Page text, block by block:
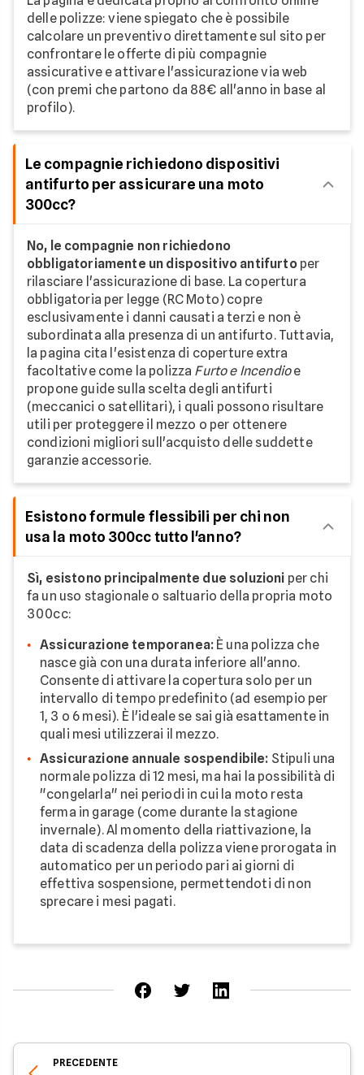
delle polizze: viene spiegato che è possibile
calcolare un preventivo direttamente sul sito per
confrontare le offerte di più compagnie
assicurative e attivare l'assicurazione via web
(con premi che partono da 88€ all'anno in base al
profilo).
Le compagnie richiedono dispositivi
antifurto per assicurare una moto
300cc?
No, le compagnie non richiedono
obbligatoriamente un dispositivo antifurtoper
rilasciare l'assicurazione di base. La copertura
obbligatoria per legge (RC Moto) copre
esclusivamente i danni causati a terzi e non è
subordinata alla presenza di un antifurto. Tuttavia,
la pagina cita l'esistenza di coperture extra
facoltative come la polizza Furto e Incendioe
propone guide sulla scelta degli antifurti
(meccanici o satellitari), i quali possono risultare
utili per proteggere il mezzo o per ottenere
condizioni migliori sull'acquisto delle suddette
garanzie accessorie.
Esistono formule flessibili per chi non
usa la moto 300cc tutto l'anno?
Sì, esistono principalmente due soluzioni per chi
fa un uso stagionale o saltuario della propria moto
300cc:
Assicurazione temporanea: È una polizza che
nasce già con una durata inferiore all'anno.
Consente di attivare la copertura solo per un
intervallo di tempo predefinito (ad esempio per
1, 3 o 6 mesi). È l'ideale se sai già esattamente in
quali mesi utilizzerai il mezzo.
Assicurazione annuale sospendibile: Stipuli una
normale polizza di 12 mesi, ma hai la possibilità di
"congelarla" nei periodi in cui la moto resta
ferma in garage (come durante la stagione
invernale). Al momento della riattivazione, la
data di scadenza della polizza viene prorogata in
automatico per un periodo pari ai giorni di
effettiva sospensione, permettendoti di non
sprecare i mesi pagati.
PRECEDENTE